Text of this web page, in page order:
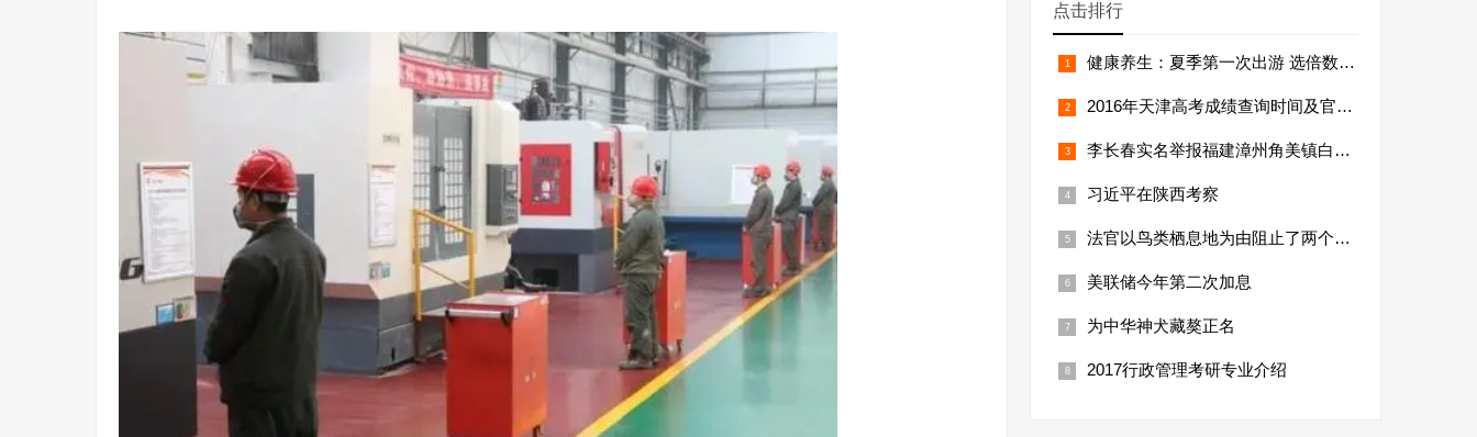
点击排行
健康养生：夏季第一次出游 选倍数高的防
2016年天津高考成绩查询时间及官方入口
李长春实名举报福建漳州角美镇白礁村王
习近平在陕西考察
法官以鸟类栖息地为由阻止了两个州的钻
美联储今年第二次加息
为中华神犬藏獒正名
2017行政管理考研专业介绍